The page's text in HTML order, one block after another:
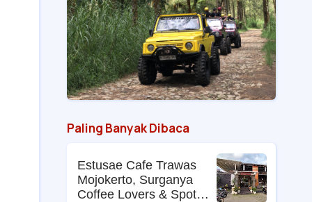
Paling Banyak Dibaca
Estusae Cafe Trawas
Mojokerto, Surganya
Coffee Lovers & Spot